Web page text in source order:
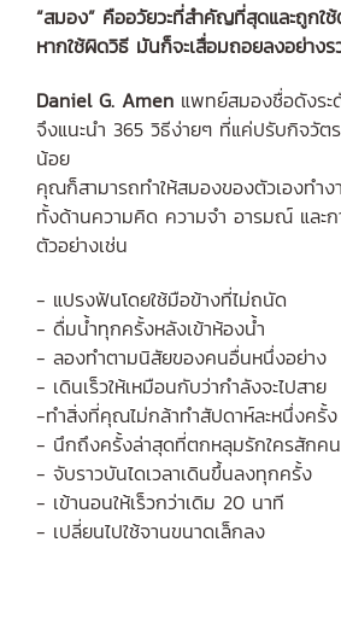
“สมอง” คืออวัยวะที่สำคัญที่สุดและถูกใ
หากใช้ผิดวิธี มันก็จะเสื่อมถอยลงอย่างร
Daniel G. Amen แพทย์สมองชื่อดังระ
จึงแนะนำ 365 วิธีง่ายๆ ที่แค่ปรับกิจวัต
น้อย
คุณก็สามารถทำให้สมองของตัวเองทำง
ทั้งด้านความคิด ความจำ อารมณ์ และก
ตัวอย่างเช่น
- แปรงฟันโดยใช้มือข้างที่ไม่ถนัด
- ดื่มน้ำทุกครั้งหลังเข้าห้องน้ำ
- ลองทำตามนิสัยของคนอื่นหนึ่งอย่าง
- เดินเร็วให้เหมือนกับว่ากำลังจะไปสาย
-ทำสิ่งที่คุณไม่กล้าทำสัปดาห์ละหนึ่งครั้ง
- นึกถึงครั้งล่าสุดที่ตกหลุมรักใครสักคน
- จับราวบันไดเวลาเดินขึ้นลงทุกครั้ง
- เข้านอนให้เร็วกว่าเดิม 20 นาที
- เปลี่ยนไปใช้จานขนาดเล็กลง